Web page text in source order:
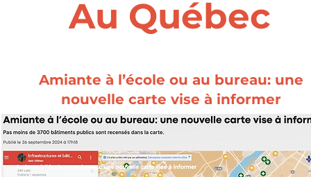
Au Québec
Amiante à l’école ou au bureau: une
nouvelle carte vise à informer